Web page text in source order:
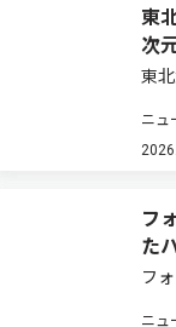
東
次
東
横
毎
ニュ
フ
た
フ
ニュ